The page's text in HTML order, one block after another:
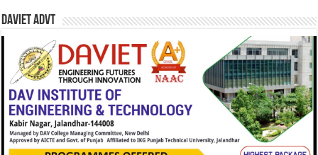
DAVIET Advt